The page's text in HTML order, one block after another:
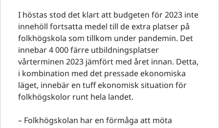
I höstas stod det klart att budgeten för 2023 inte
innehöll fortsatta medel till de extra platser på
folkhögskola som tillkom under pandemin. Det
innebar 4 000 färre utbildningsplatser
vårterminen 2023 jämfört med året innan. Detta,
i kombination med det pressade ekonomiska
läget, innebär en tuff ekonomisk situation för
folkhögskolor runt hela landet.
– Folkhögskolan har en förmåga att möta